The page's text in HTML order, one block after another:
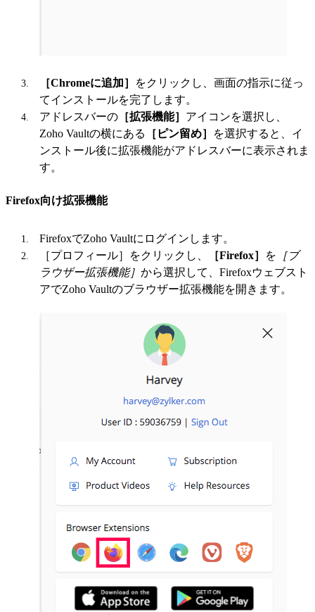
［Chromeに追加］
をクリックし、画面の指示に従っ
てインストールを完了します。
アドレスバーの［拡張機能］ アイコンを選択し、
Zoho Vaultの横にある
［ピン留め］
を選択すると、イ
ンストール後に拡張機能がアドレスバーに表示されま
す。
Firefox向け拡張機能
FirefoxでZoho Vaultにログインします。
［プロフィール］をクリックし、
［Firefox］ を ［ブ
ラウザー拡張機能］ から選択して、Firefoxウェブスト
アでZoho Vaultのブラウザー拡張機能を開きます。